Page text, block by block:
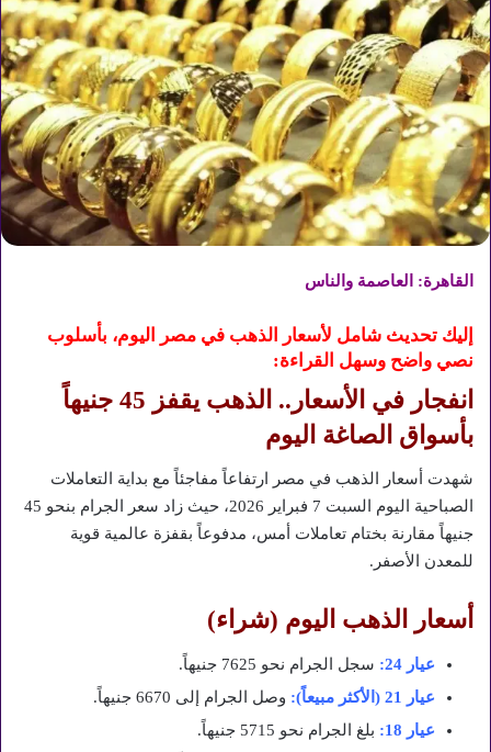
القاهرة: العاصمة والناس
إليك تحديث شامل لأسعار الذهب في مصر اليوم، بأسلوب
نصي واضح وسهل القراءة:
انفجار في الأسعار.. الذهب يقفز 45 جنيهاً
بأسواق الصاغة اليوم
شهدت أسعار الذهب في مصر ارتفاعاً مفاجئاً مع بداية التعاملات
الصباحية اليوم السبت 7 فبراير 2026، حيث زاد سعر الجرام بنحو 45
جنيهاً مقارنة بختام تعاملات أمس، مدفوعاً بقفزة عالمية قوية
للمعدن الأصفر.
أسعار الذهب اليوم (شراء)
عيار 24:
سجل الجرام نحو 7625 جنيهاً.
عيار 21 (الأكثر مبيعاً):
وصل الجرام إلى 6670 جنيهاً.
عيار 18:
بلغ الجرام نحو 5715 جنيهاً.